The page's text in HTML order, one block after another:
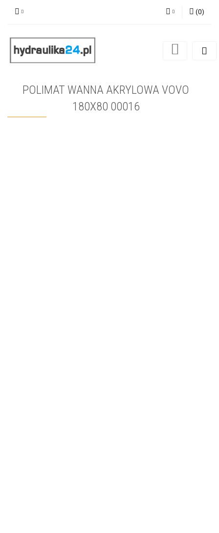
Zarejestruj się
(0)
POLIMAT WANNA AKRYLOWA VOVO
180X80 00016